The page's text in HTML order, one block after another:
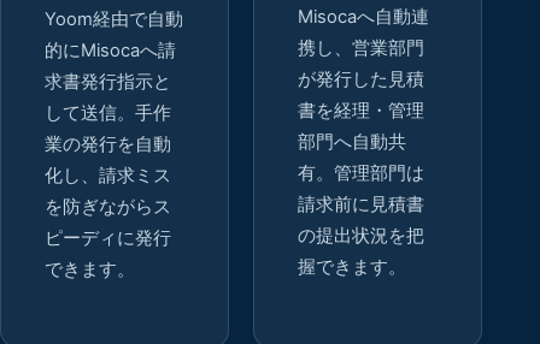
Yoom経由で自動
的にMisocaへ請
求書発行指示と
して送信。手作
業の発行を自動
化し、請求ミス
を防ぎながらス
ピーディに発行
できます。
Misocaへ自動連
携し、営業部門
が発行した見積
書を経理・管理
部門へ自動共
有。管理部門は
請求前に見積書
の提出状況を把
握できます。